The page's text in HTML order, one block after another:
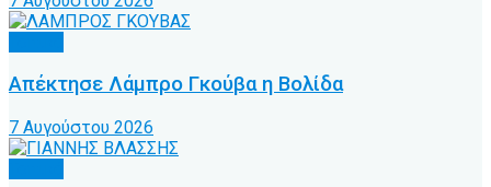
Απέκτησε Λάμπρο Γκούβα η Βολίδα
7 Αυγούστου 2026